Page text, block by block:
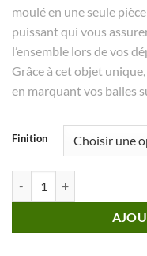
moulé en une seule
puissant qui vous
l’ensemble lors de vos
Grâce à cet objet
en marquant vos balles
Finition